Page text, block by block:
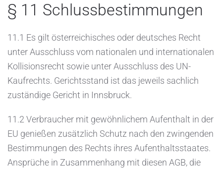
§ 11 Schlussbestimmungen
11.1 Es gilt österreichisches oder deutsches Recht
unter Ausschluss vom nationalen und internationalen
Kollisionsrecht sowie unter Ausschluss des UN-
Kaufrechts. Gerichtsstand ist das jeweils sachlich
zuständige Gericht in Innsbruck.
11.2 Verbraucher mit gewöhnlichem Aufenthalt in der
EU genießen zusätzlich Schutz nach den zwingenden
Bestimmungen des Rechts ihres Aufenthaltsstaates.
Ansprüche in Zusammenhang mit diesen AGB, die